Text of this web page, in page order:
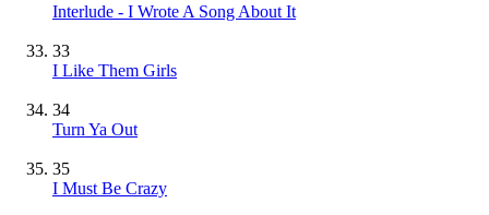
Interlude - I Wrote A Song About It
33
I Like Them Girls
34
Turn Ya Out
35
I Must Be Crazy